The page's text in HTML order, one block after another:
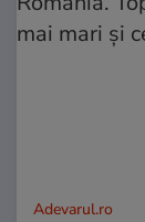
Adevarul.ro